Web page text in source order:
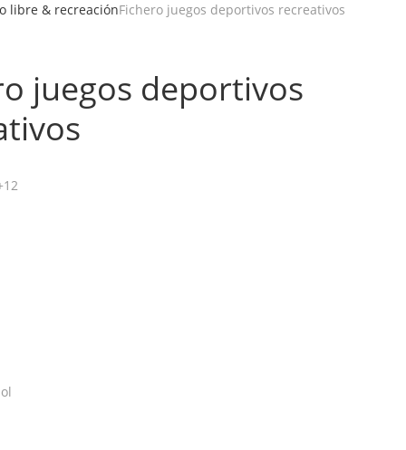
libre & recreaciónFichero juegos deportivos recreativos
juegos deportivos